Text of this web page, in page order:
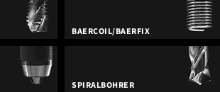
BAERCOIL/BAERFIX
SPIRALBOHRER